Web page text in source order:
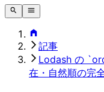
記事
Lodash の
在・自然順の完